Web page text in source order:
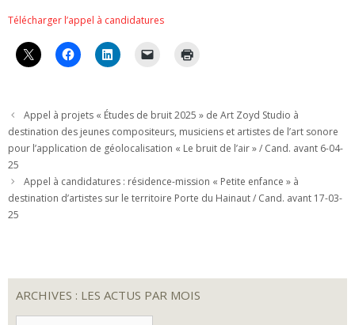
Télécharger l’appel à candidatures
Appel à projets « Études de bruit 2025 » de Art Zoyd Studio à
destination des jeunes compositeurs, musiciens et artistes de l’art sonore
pour l’application de géolocalisation « Le bruit de l’air » / Cand. avant 6-04-
25
Appel à candidatures : résidence-mission « Petite enfance » à
destination d’artistes sur le territoire Porte du Hainaut / Cand. avant 17-03-
25
ARCHIVES : LES ACTUS PAR MOIS